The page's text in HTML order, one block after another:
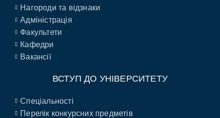
Нагороди та відзнаки
Адміністрація
Факультети
Кафедри
Вакансії
ВСТУП ДО УНІВЕРСИТЕТУ
Спеціальності
Перелік конкурсних предметів